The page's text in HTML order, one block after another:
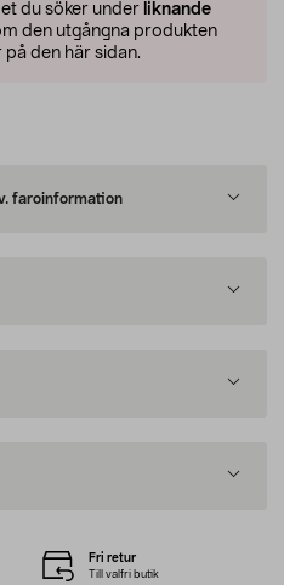
du söker under liknande
den utgångna produkten
på den här sidan.
faroinformation
Fri retur
Till valfri butik